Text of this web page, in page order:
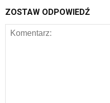
ZOSTAW ODPOWIEDŹ